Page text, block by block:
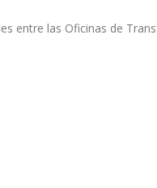
entre las Oficinas de